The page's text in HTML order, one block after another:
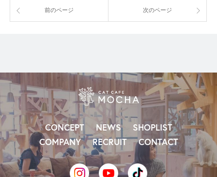
前のページ 次のページ
CONCEPT NEWS
SHOPLIST
COMPANY
RECRUIT CONTACT